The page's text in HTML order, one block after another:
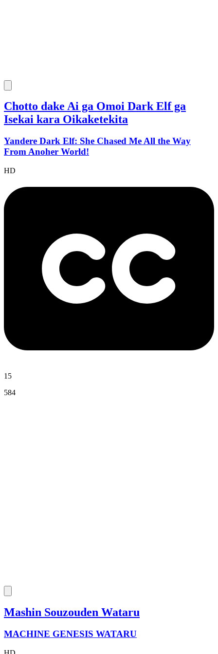
Chotto dake Ai ga Omoi Dark Elf ga
Isekai kara Oikaketekita
Yandere Dark Elf: She Chased Me All the Way
From Anoher World!
HD
15
584
Mashin Souzouden Wataru
MACHINE GENESIS WATARU